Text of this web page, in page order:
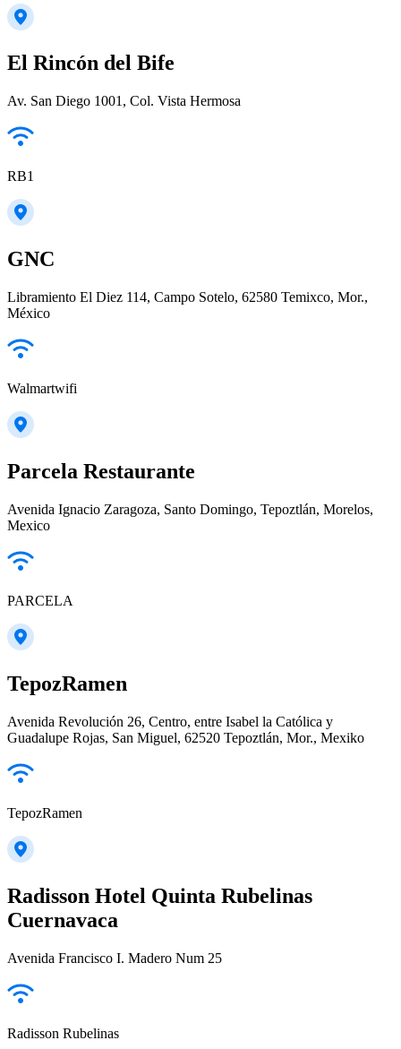
El Rincón del Bife
Av. San Diego 1001, Col. Vista Hermosa
RB1
GNC
Libramiento El Diez 114, Campo Sotelo, 62580 Temixco, Mor.,
México
Walmartwifi
Parcela Restaurante
Avenida Ignacio Zaragoza, Santo Domingo, Tepoztlán, Morelos,
Mexico
PARCELA
TepozRamen
Avenida Revolución 26, Centro, entre Isabel la Católica y
Guadalupe Rojas, San Miguel, 62520 Tepoztlán, Mor., Mexiko
TepozRamen
Radisson Hotel Quinta Rubelinas
Cuernavaca
Avenida Francisco I. Madero Num 25
Radisson Rubelinas